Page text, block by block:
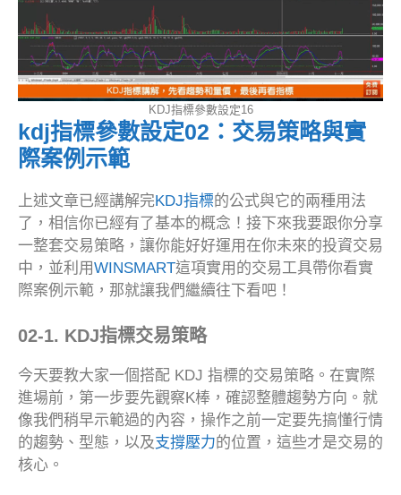
KDJ指標參數設定16
kdj指標參數設定02：交易策略與實
際案例示範
上述文章已經講解完KDJ指標的公式與它的兩種用法
了，相信你已經有了基本的概念！接下來我要跟你分享
一整套交易策略，讓你能好好運用在你未來的投資交易
中，並利用WINSMART這項實用的交易工具帶你看實
際案例示範，那就讓我們繼續往下看吧！
02-1. KDJ指標交易策略
今天要教大家一個搭配 KDJ 指標的交易策略。在實際
進場前，第一步要先觀察K棒，確認整體趨勢方向。就
像我們稍早示範過的內容，操作之前一定要先搞懂行情
的趨勢、型態，以及支撐壓力的位置，這些才是交易的
核心。